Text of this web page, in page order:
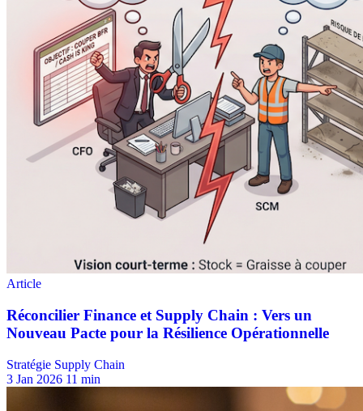
Stratégie Supply Chain
3 Jan 2026 11 min